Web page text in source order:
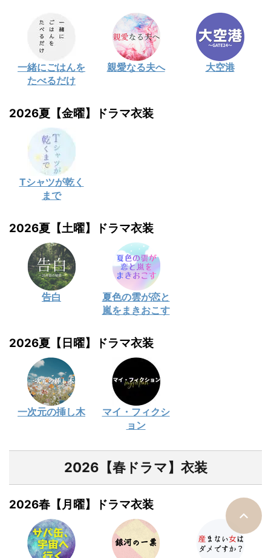
一緒にごはんを
たべるだけ
親愛なる夫へ 大空港
2026夏【金曜】ドラマ衣装
Tシャツが乾く
まで
2026夏【土曜】ドラマ衣装
告白
夏色の雲が恋と
嵐をまきおこす
2026夏【日曜】ドラマ衣装
一次元の挿し木
マイ・フィクシ
ョン
2026【春ドラマ】衣装
2026春【月曜】ドラマ衣装